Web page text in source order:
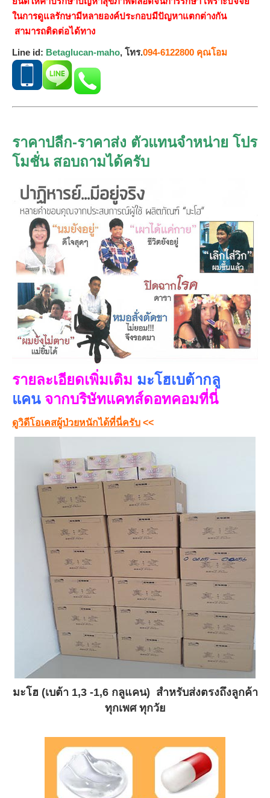
ในการดูแลรักษามีหลายองค์ประกอบมีปัญหาแตกต่างกัน
สามารถติดต่อได้ทาง
Line id: Betaglucan-maho, โทร.094-6122800 คุณโอม
ราคาปลีก-ราคาส่ง ตัวแทนจำหน่าย โปร
โมชั่น สอบถามได้ครับ
รายละเอียดเพิ่มเติม มะโฮเบต้ากลู
แคนจากบริษัทแคทส์ดอทคอมที่นี่
ดูวิดีโอเคสผู้ป่วยหนักได้ที่นี่ครับ <<
มะโฮ (เบต้า 1,3 -1,6 กลูแคน) สำหรับส่งตรงถึงลูกค้า
ทุกเพศ ทุกวัย